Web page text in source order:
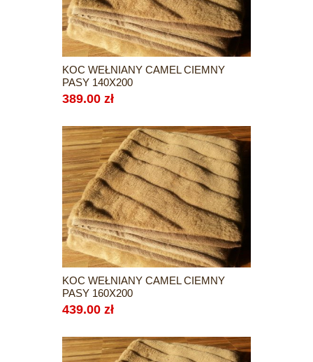
KOC WEŁNIANY CAMEL CIEMNY
PASY 140X200
389.00 zł
KOC WEŁNIANY CAMEL CIEMNY
PASY 160X200
439.00 zł